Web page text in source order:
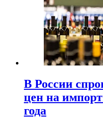
В России
цен на
года